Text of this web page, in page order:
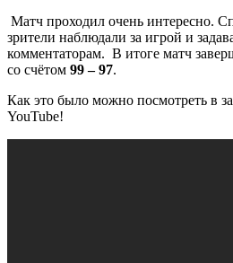
Матч проходил очень интересно.
зрители наблюдали за игрой и
комментаторам. В итоге матч
со счётом 99 – 97.
Как это было можно посмотреть в
YouTube!